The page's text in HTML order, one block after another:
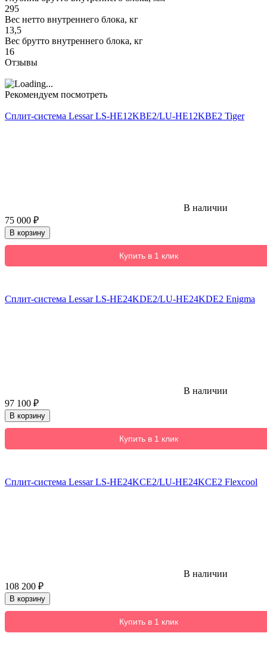
295
Вес нетто внутреннего блока, кг
13,5
Вес брутто внутреннего блока, кг
16
Отзывы
Рекомендуем посмотреть
Сплит-система Lessar LS-HE12KBE2/LU-HE12KBE2 Tiger
В наличии
75 000 ₽
В корзину
Купить в 1 клик
Сплит-система Lessar LS-HE24KDE2/LU-HE24KDE2 Enigma
В наличии
97 100 ₽
В корзину
Купить в 1 клик
Сплит-система Lessar LS-HE24KCE2/LU-HE24KCE2 Flexcool
В наличии
108 200 ₽
В корзину
Купить в 1 клик